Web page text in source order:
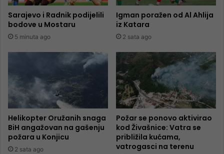
Sarajevo i Radnik podijelili
bodove u Mostaru
5 minuta ago
Igman poražen od Al Ahlija
iz Katara
2 sata ago
Helikopter Oružanih snaga
BiH angažovan na gašenju
požara u Konjicu
2 sata ago
Požar se ponovo aktivirao
kod Živašnice: Vatra se
približila kućama,
vatrogasci na terenu